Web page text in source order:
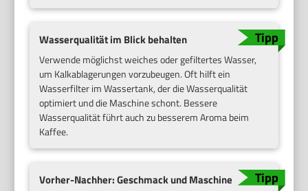
Wasserqualität im Blick behalten
Verwende möglichst weiches oder gefiltertes Wasser,
um Kalkablagerungen vorzubeugen. Oft hilft ein
Wasserfilter im Wassertank, der die Wasserqualität
optimiert und die Maschine schont. Bessere
Wasserqualität führt auch zu besserem Aroma beim
Kaffee.
Vorher-Nachher: Geschmack und Maschine